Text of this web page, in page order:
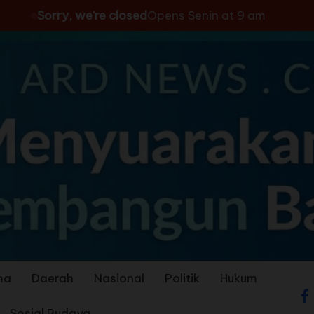
Sorry, we're closedOpens Senin at 9 am
Daerah Nasional Politik Hukum